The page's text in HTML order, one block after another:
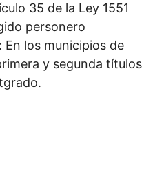
35 de la Ley 1551
personero
En los municipios de
y segunda títulos